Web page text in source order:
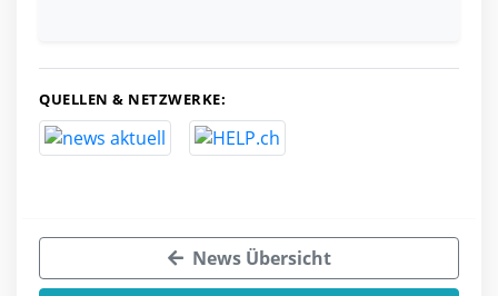
QUELLEN & NETZWERKE:
News Übersicht